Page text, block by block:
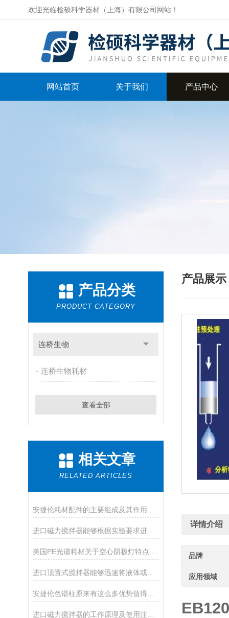
欢迎光临检硕科学器材（上海）有限公司网站！
网站首页 关于我们 产品中心
产品分类
PRODUCT CATEGORY
连桥生物
连桥生物耗材
查看全部
相关文章
RELATED ARTICLES
安捷伦耗材配件的主要组成及其作用
进口磁力搅拌器能够根据实验要求进行精细调节
进口顶置式搅拌器能够迅速将液体或固体物质搅拌均匀
安捷伦色谱柱原来有这么多优势值得我们选择
产品展示
详情介绍
品牌
应用领域